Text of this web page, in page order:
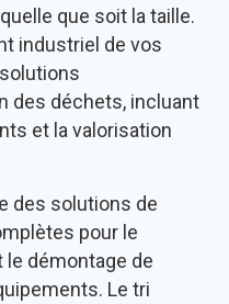
que soit la taille.
industriel de vos
des déchets, incluant
et la valorisation
des solutions de
pour le
le démontage de
Le tri